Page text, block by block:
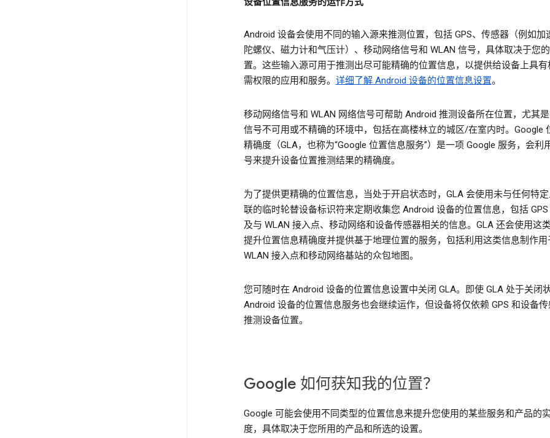
Android 设备会使用不同的输入源来推测位置，包括 GPS、传感器（例如加
陀螺仪、磁力计和气压计）、移动网络信号和 WLAN 信号，具体取决于您
置。这些输入源可用于推测出尽可能精确的位置信息，以提供给设备上具有
需权限的应用和服务。 详细了解 Android 设备的位置信息设置。
移动网络信号和 WLAN 网络信号可帮助 Android 推测设备所在位置，尤其是
信号不可用或不精确的环境中，包括在高楼林立的城区/在室内时。Google
精确度（GLA，也称为“Google 位置信息服务”）是一项 Google 服务，会利
号来提升设备位置推测结果的精确度。
为了提供更精确的位置信息，当处于开启状态时，GLA 会使用未与任何特
联的临时轮替设备标识符来定期收集您 Android 设备的位置信息，包括
及与 WLAN 接入点、移动网络和设备传感器相关的信息。GLA 还会使用这
提升位置信息精确度并提供基于地理位置的服务，包括利用这类信息制作用
WLAN 接入点和移动网络基站的众包地图。
您可随时在 Android 设备的位置信息设置中关闭 GLA。即使 GLA 处于关闭
Android 设备的位置信息服务也会继续运作，但设备将仅依赖 GPS 和设备
推测设备位置。
Google 如何获知我的位置？
Google 可能会使用不同类型的位置信息来提升您使用的某些服务和产品的
度，具体取决于您所用的产品和所选的设置。